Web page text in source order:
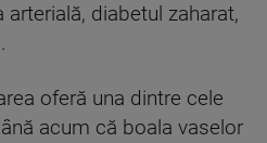
diabetul zaharat,
oferă una dintre cele
acum că boala vaselor